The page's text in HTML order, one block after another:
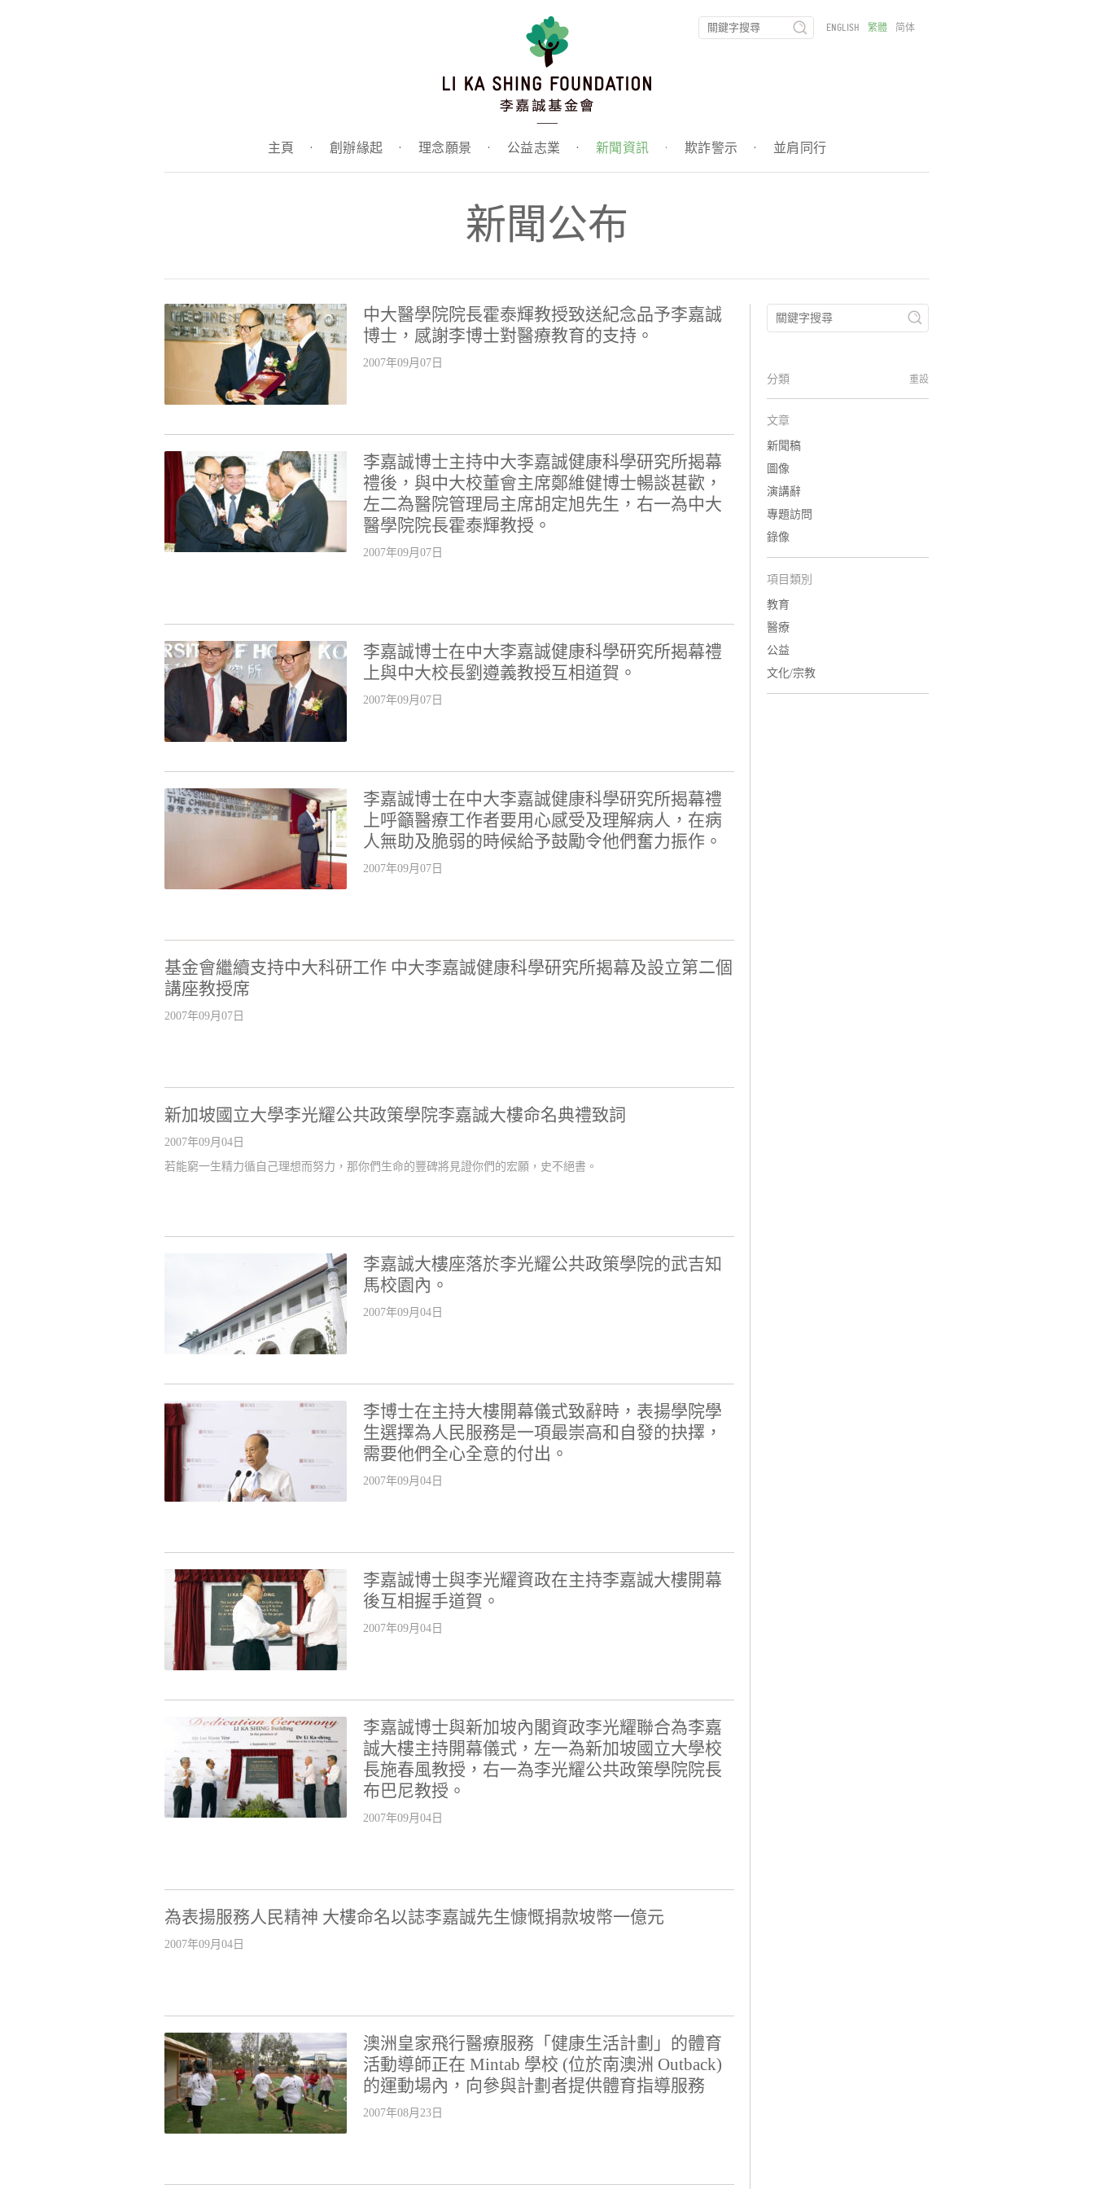
主頁 · 創辦緣起 · 理念願景 · 公益志業 · 新聞資訊 · 欺詐警示 · 並肩同行
ENGLISH 繁體 简体
新聞公布
中大醫學院院長霍泰輝教授致送紀念品予李嘉誠
博士，感謝李博士對醫療教育的支持。
2007年09月07日
李嘉誠博士主持中大李嘉誠健康科學研究所揭幕
禮後，與中大校董會主席鄭維健博士暢談甚歡，
左二為醫院管理局主席胡定旭先生，右一為中大
醫學院院長霍泰輝教授。
2007年09月07日
李嘉誠博士在中大李嘉誠健康科學研究所揭幕禮
上與中大校長劉遵義教授互相道賀。
2007年09月07日
李嘉誠博士在中大李嘉誠健康科學研究所揭幕禮
上呼籲醫療工作者要用心感受及理解病人，在病
人無助及脆弱的時候給予鼓勵令他們奮力振作。
2007年09月07日
基金會繼續支持中大科研工作 中大李嘉誠健康科學研究所揭幕及設立第二個
講座教授席
2007年09月07日
新加坡國立大學李光耀公共政策學院李嘉誠大樓命名典禮致詞
2007年09月04日
若能窮一生精力循自己理想而努力，那你們生命的豐碑將見證你們的宏願，史不絕書。
李嘉誠大樓座落於李光耀公共政策學院的武吉知
馬校園內。
2007年09月04日
李博士在主持大樓開幕儀式致辭時，表揚學院學
生選擇為人民服務是一項最崇高和自發的抉擇，
需要他們全心全意的付出。
2007年09月04日
李嘉誠博士與李光耀資政在主持李嘉誠大樓開幕
後互相握手道賀。
2007年09月04日
李嘉誠博士與新加坡內閣資政李光耀聯合為李嘉
誠大樓主持開幕儀式，左一為新加坡國立大學校
長施春風教授，右一為李光耀公共政策學院院長
布巴尼教授。
2007年09月04日
為表揚服務人民精神 大樓命名以誌李嘉誠先生慷慨捐款坡幣一億元
2007年09月04日
澳洲皇家飛行醫療服務「健康生活計劃」的體育
活動導師正在 Mintab 學校 (位於南澳洲 Outback)
的運動場內，向參與計劃者提供體育指導服務
2007年08月23日
分類 重設
文章
新聞稿
圖像
演講辭
專題訪問
錄像
項目類別
教育
醫療
公益
文化/宗教